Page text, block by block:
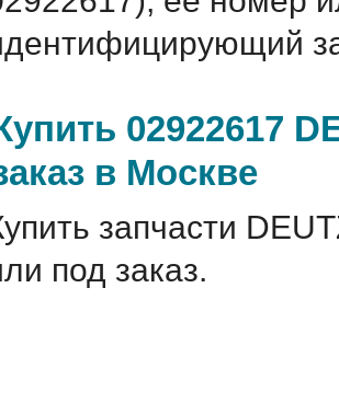
02922617
в Москве
запчасти
под заказ.